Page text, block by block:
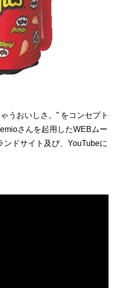
うおいしさ。” をコンセプト
さんを起用したWEBムー
ンドサイト及び、YouTubeに